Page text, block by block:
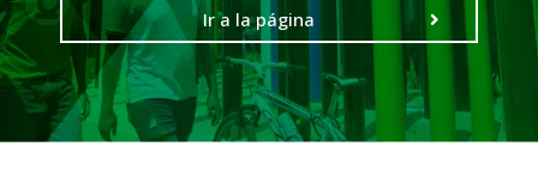
Ir a la página